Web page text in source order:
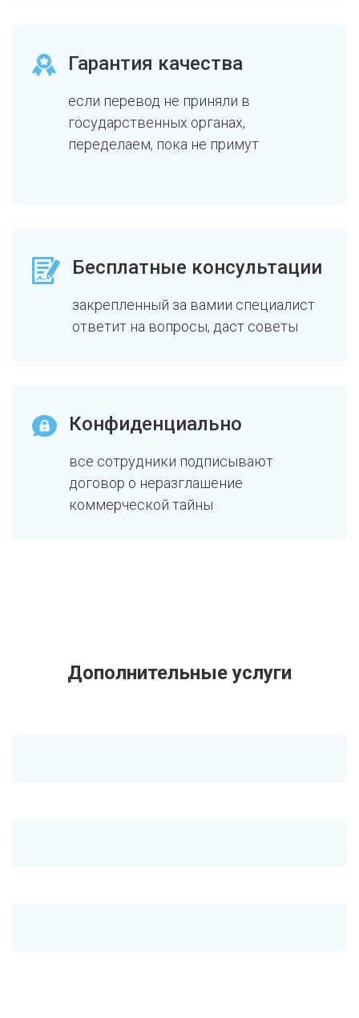
Гарантия качества
если перевод не приняли в
государственных органах,
переделаем, пока не примут
Бесплатные консультации
закрепленный за вамии специалист
ответит на вопросы, даст советы
Конфиденциально
все сотрудники подписывают
договор о неразглашение
коммерческой тайны
Дополнительные услуги